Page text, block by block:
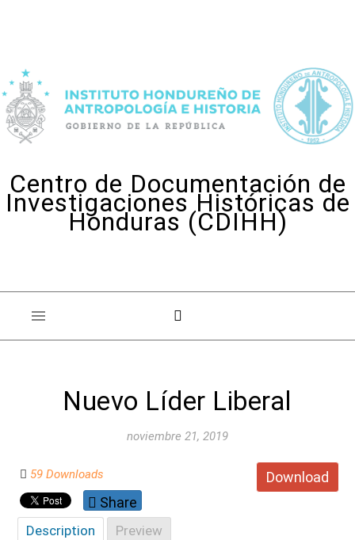
Centro de Documentación de
Investigaciones Históricas de
Honduras (CDIHH)
Nuevo Líder Liberal
noviembre 21, 2019
Download
59 Downloads
Share
Description Preview